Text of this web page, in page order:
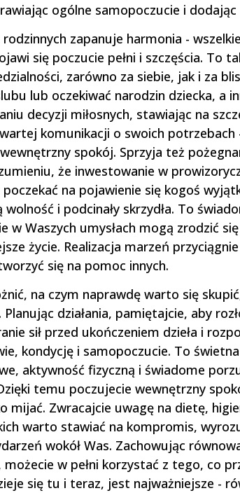
ogólne samopoczucie i dodając
zapanuje harmonia -
się poczucie pełni i szczęścia. To
zarówno za siebie, jak i za
lub oczekiwać narodzin dziecka, a
decyzji miłosnych, stawiając na
komunikacji o swoich potrzebach
spokój. Sprzyja też
że inwestowanie w
na pojawienie się kogoś
wolność i podcinały skrzydła. To
w Waszych umysłach mogą zrodzić
życie. Realizacja marzeń
się na pomoc innych.
na czym naprawdę warto się
działania, pamiętajcie, aby
sił przed ukończeniem dzieła i
kondycję i samopoczucie. To
aktywność fizyczną i świadome
temu poczujecie wewnętrzny
mijać. Zwracajcie uwagę na dietę,
warto stawiać na kompromis,
wokół Was. Zachowując
w pełni korzystać z tego, co
się tu i teraz, jest najważniejsze -